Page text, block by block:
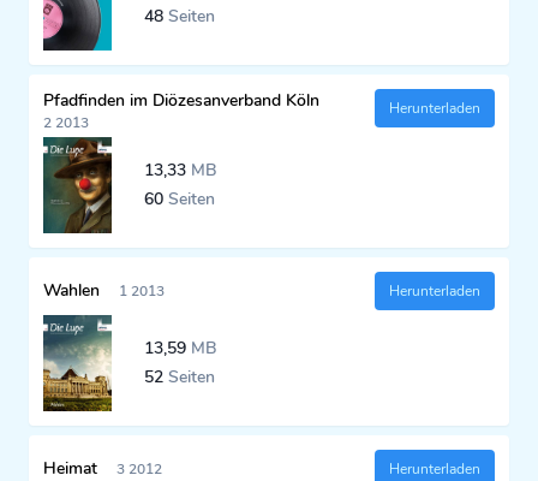
48 Seiten
Pfadfinden im Diözesanverband Köln
2 2013
13,33 MB
60 Seiten
Herunterladen
Wahlen 1 2013
13,59 MB
52 Seiten
Herunterladen
Heimat 3 2012 Herunterladen